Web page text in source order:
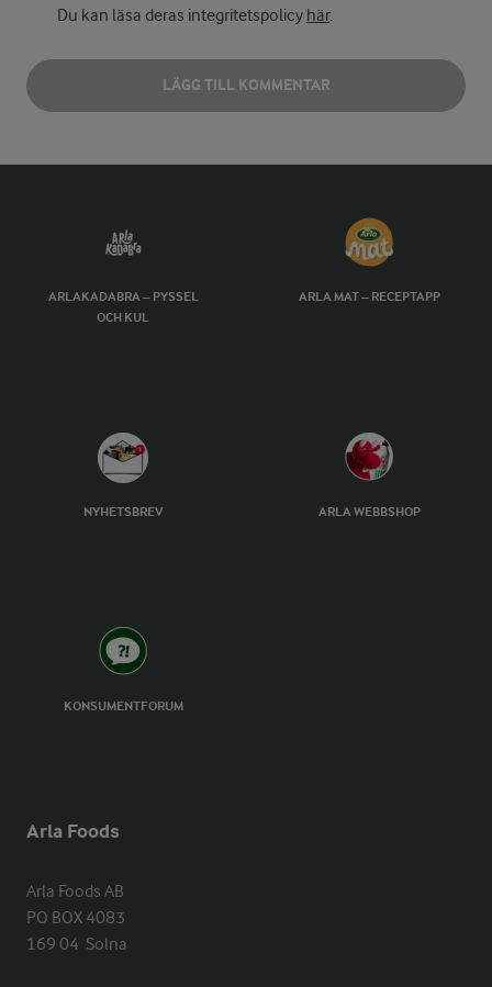
Du kan läsa deras integritetspolicy här.
LÄGG TILL KOMMENTAR
ARLAKADABRA – PYSSEL
OCH KUL
ARLA MAT – RECEPTAPP
NYHETSBREV ARLA WEBBSHOP
KONSUMENTFORUM
Arla Foods
Arla Foods AB
PO BOX 4083
169 04  Solna